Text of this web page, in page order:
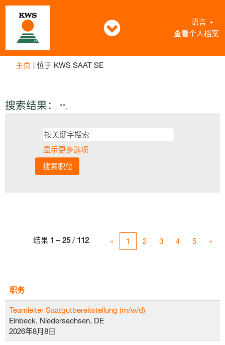
语言
查看个人档案
主页 | 位于 KWS SAAT SE（当
搜索结果： "".
显示更多选项
结果 1 – 25/ 112 « 1 2 3 4 5 »
职务
Teamleiter Saatgutbereitstellung (m/w/d)
Einbeck, Niedersachsen, DE
2026年8月8日